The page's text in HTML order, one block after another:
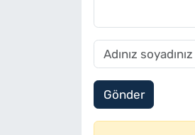
Gönder